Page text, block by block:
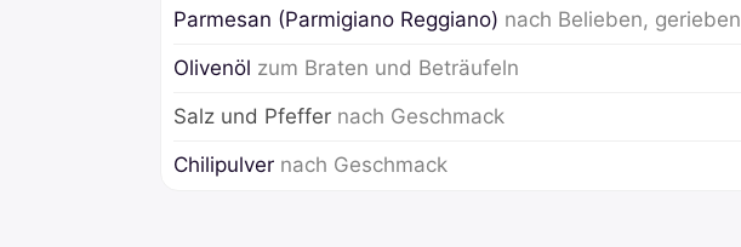
Parmesan (Parmigiano Reggiano) nach Belieben, gerieben
Olivenöl zum Braten und Beträufeln
Salz und Pfeffer nach Geschmack
Chilipulver nach Geschmack